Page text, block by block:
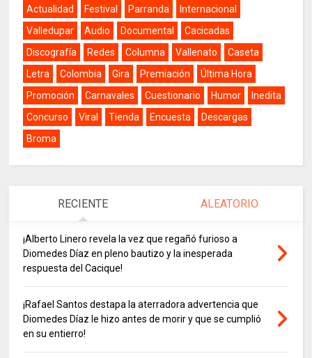
Actualidad
Festival Parranda
Internacional
Valledupar
Audio Documental
Cacicadas
Discografía
Redes Columna Vallenato
Caseta
Letra
Colombia Gira Premiación
Última Hora
Promoción
Carnavales Cuestionario Humor
Inedita
Concurso
Viral Tienda Encuesta
Descargas
Broma
RECIENTE ALEATORIO
¡Alberto Linero revela la vez que regañó furioso a
Diomedes Díaz en pleno bautizo y la inesperada
respuesta del Cacique!
¡Rafael Santos destapa la aterradora advertencia que
Diomedes Díaz le hizo antes de morir y que se cumplió
en su entierro!